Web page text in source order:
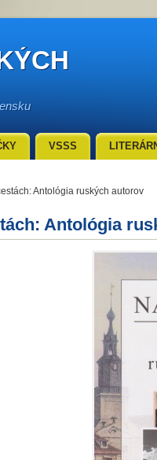
Antológia ruských autorov
Antológia
VSSS